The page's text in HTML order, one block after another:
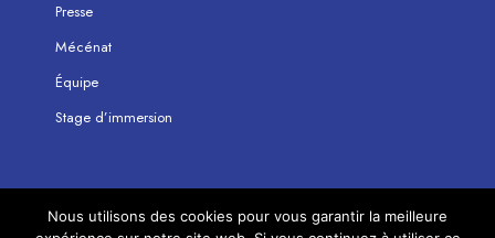
Presse
Mécénat
Équipe
Stage d’immersion
Nous utilisons des cookies pour vous garantir la meilleure